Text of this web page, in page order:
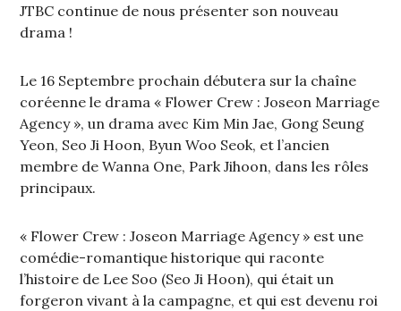
JTBC continue de nous présenter son nouveau
drama !
Le 16 Septembre prochain débutera sur la chaîne
coréenne le drama « Flower Crew : Joseon Marriage
Agency », un drama avec Kim Min Jae, Gong Seung
Yeon, Seo Ji Hoon, Byun Woo Seok, et l’ancien
membre de Wanna One, Park Jihoon, dans les rôles
principaux.
« Flower Crew : Joseon Marriage Agency » est une
comédie-romantique historique qui raconte
l’histoire de Lee Soo (Seo Ji Hoon), qui était un
forgeron vivant à la campagne, et qui est devenu roi